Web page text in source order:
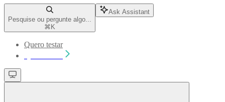
Pesquise ou pergunte algo...
⌘ K
Ask Assistant
Quero testar